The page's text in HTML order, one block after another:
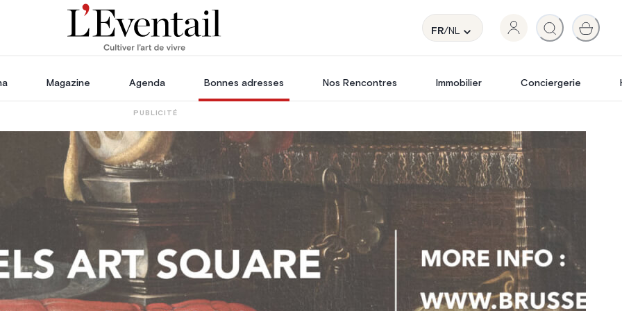
FR/NL
Magazine Agenda Bonnes adresses Nos Rencontres Immobilier Conciergerie
PUBLICITÉ